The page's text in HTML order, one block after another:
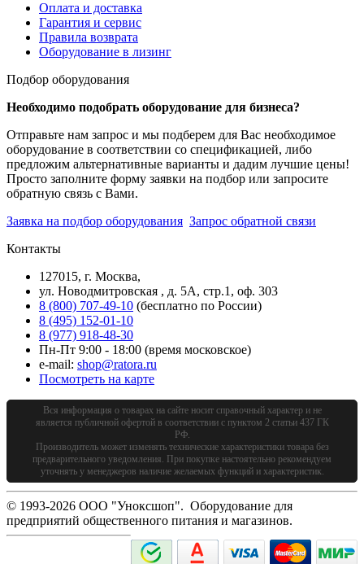
Оплата и доставка
Гарантия и сервис
Правила возврата
Оборудование в лизинг
Подбор оборудования
Необходимо подобрать оборудование для бизнеса?
Отправьте нам запрос и мы подберем для Вас необходимое
оборудование в соответствии со спецификацией, либо
предложим альтернативные варианты и дадим лучшие цены!
Просто заполните форму заявки на подбор или запросите
обратную связь с Вами.
Заявка на подбор оборудования Запрос обратной связи
Контакты
127015, г. Москва,
ул. Новодмитровская , д. 5А, стр.1, оф. 303
8 (800) 707-49-10 (бесплатно по России)
8 (495) 152-01-10
8 (977) 918-48-30
Пн-Пт 9:00 - 18:00 (время московское)
e-mail: shop@ratora.ru
Посмотреть на карте
Вся информация о товарах на сайте носит справочный характер и не
является публичной офертой в соответствии с пунктом 2 статьи 437 ГК
РФ.
Производитель может изменять технические характеристики товара без
предварительного уведомления. При покупке настоятельно рекомендуем
уточнять у менеджеров наличие желаемых функций и характеристик.
© 1993-2026 ООО "Уноксшоп". Оборудование для
предприятий общественного питания и магазинов.